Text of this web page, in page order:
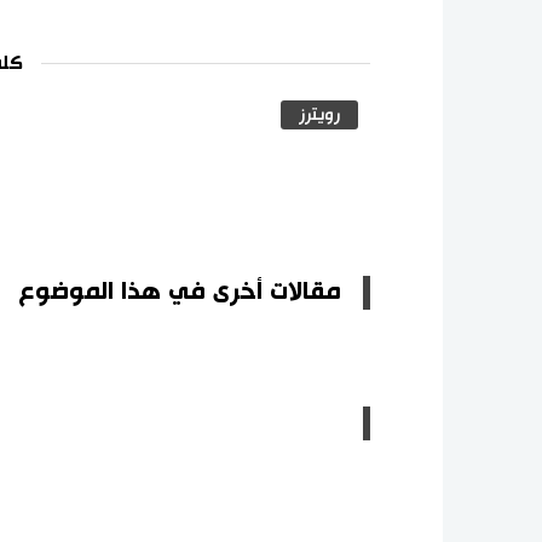
رويترز
مقالات أخرى في هذا الموضوع